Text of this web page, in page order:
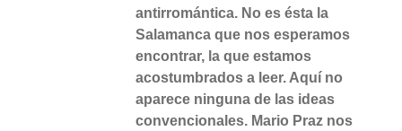
antirromántica. No es ésta la
Salamanca que nos esperamos
encontrar, la que estamos
acostumbrados a leer. Aquí no
aparece ninguna de las ideas
convencionales. Mario Praz nos